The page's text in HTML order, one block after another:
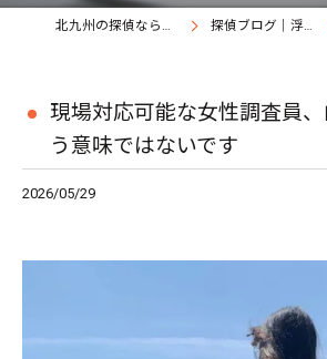
北九州の探偵なら北九州つばめ探偵社｜証拠満載提出継続中 探偵ブログ｜浮気調査北九州、北九州つばめ探偵社
現場対応可能な女性調査員
う意味ではないです
2026/05/29